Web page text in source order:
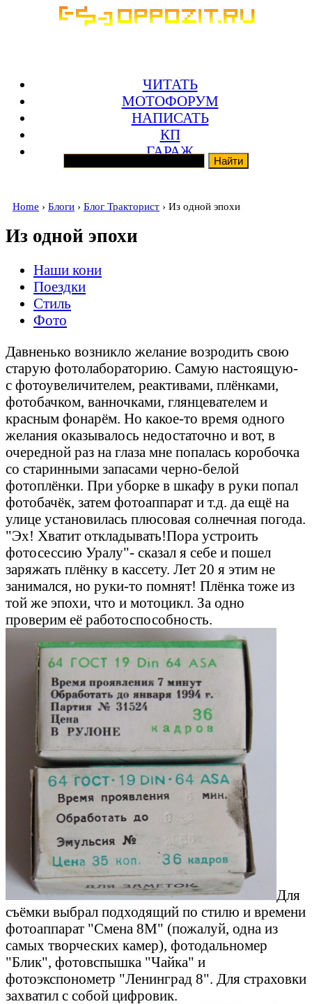
ЧИТАТЬ
МОТОФОРУМ
НАПИСАТЬ
КП
ГАРАЖ
Home › Блоги › Блог Тракторист › Из одной эпохи
Из одной эпохи
Наши кони
Поездки
Стиль
Фото
Давненько возникло желание возродить свою
старую фотолабораторию. Самую настоящую-
с фотоувеличителем, реактивами, плёнками,
фотобачком, ванночками, глянцевателем и
красным фонарём. Но какое-то время одного
желания оказывалось недостаточно и вот, в
очередной раз на глаза мне попалась коробочка
со старинными запасами черно-белой
фотоплёнки. При уборке в шкафу в руки попал
фотобачёк, затем фотоаппарат и т.д. да ещё на
улице установилась плюсовая солнечная погода.
"Эх! Хватит откладывать!Пора устроить
фотосессию Уралу"- сказал я себе и пошел
заряжать плёнку в кассету. Лет 20 я этим не
занимался, но руки-то помнят! Плёнка тоже из
той же эпохи, что и мотоцикл. За одно
проверим её работоспособность.
Для
съёмки выбрал подходящий по стилю и времени
фотоаппарат "Смена 8М" (пожалуй, одна из
самых творческих камер), фотодальномер
"Блик", фотовспышка "Чайка" и
фотоэкспонометр "Ленинград 8". Для страховки
захватил с собой цифровик.